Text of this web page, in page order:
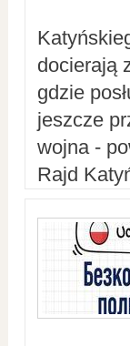
docierają
gdzie
jeszcze
wojna -
Rajd